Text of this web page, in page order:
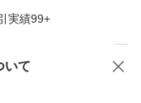
実績99+
いて
商品への質問